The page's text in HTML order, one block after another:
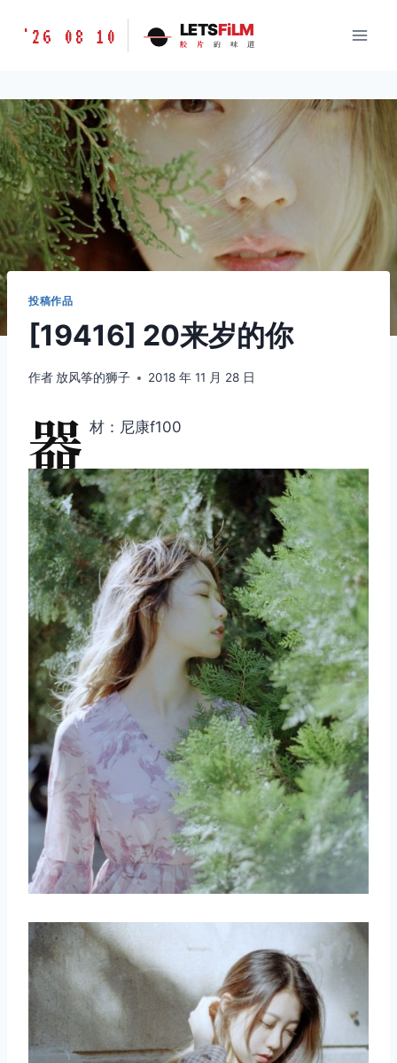
胶
味
道
LETSFILM
'26 08 10 LETSFiLM
胶 片 的 味 道
投稿作品
[19416] 20来岁的你
作者 放风筝的狮子 2018 年 11 月 28 日
器 材：尼康f100